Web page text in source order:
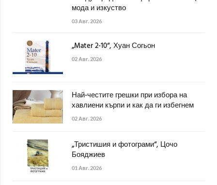
мода и изкуство
03 Авг. 2026
„Mater 2-10“, Хуан Согьон
02 Авг. 2026
Най-честите грешки при избора на
хавлиени кърпи и как да ги избегнем
02 Авг. 2026
„Тристишия и фотограми“, Цочо
Бояджиев
01 Авг. 2026